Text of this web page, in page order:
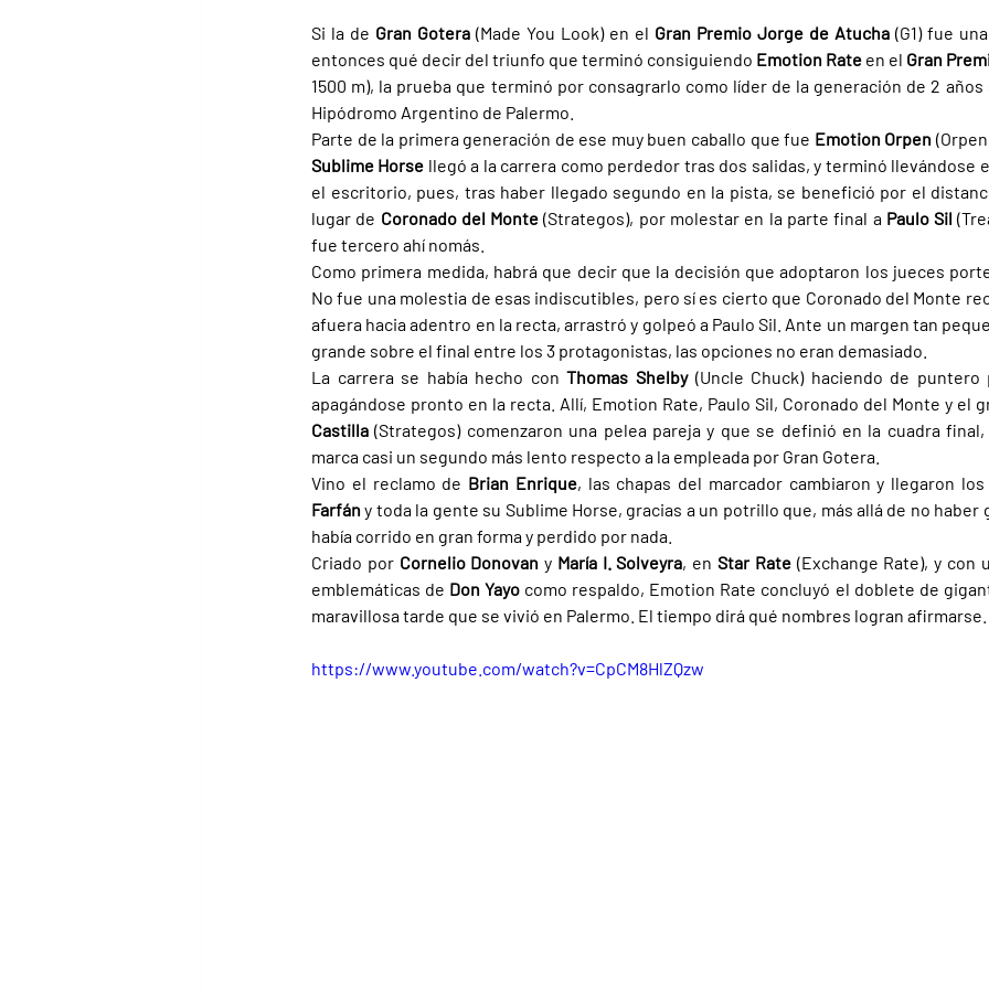
Si la de Gran Gotera (Made You Look) en el Gran Premio Jorge de Atucha (G1) fue
entonces qué decir del triunfo que terminó consiguiendo Emotion Rate en el Gran
1500 m), la prueba que terminó por consagrarlo como líder de la generación de 2
Hipódromo Argentino de Palermo.
Parte de la primera generación de ese muy buen caballo que fue Emotion Orpen
Sublime Horse llegó a la carrera como perdedor tras dos salidas, y terminó llevándose
el escritorio, pues, tras haber llegado segundo en la pista, se benefició por el
lugar de Coronado del Monte (Strategos), por molestar en la parte final a Paulo Sil
fue tercero ahí nomás.
Como primera medida, habrá que decir que la decisión que adoptaron los jueces
No fue una molestia de esas indiscutibles, pero sí es cierto que Coronado del Monte
afuera hacia adentro en la recta, arrastró y golpeó a Paulo Sil. Ante un margen tan
grande sobre el final entre los 3 protagonistas, las opciones no eran demasiado.
La carrera se había hecho con Thomas Shelby (Uncle Chuck) haciendo de
apagándose pronto en la recta. Allí, Emotion Rate, Paulo Sil, Coronado del Monte y el
Castilla (Strategos) comenzaron una pelea pareja y que se definió en la cuadra final,
marca casi un segundo más lento respecto a la empleada por Gran Gotera.
Vino el reclamo de Brian Enrique, las chapas del marcador cambiaron y llegaron
Farfán y toda la gente su Sublime Horse, gracias a un potrillo que, más allá de no haber
había corrido en gran forma y perdido por nada.
Criado por Cornelio Donovan y María I. Solveyra, en Star Rate (Exchange Rate), y con
emblemáticas de Don Yayo como respaldo, Emotion Rate concluyó el doblete de
maravillosa tarde que se vivió en Palermo. El tiempo dirá qué nombres logran afirmarse.
https://www.youtube.com/watch?v=CpCM8HlZQzw